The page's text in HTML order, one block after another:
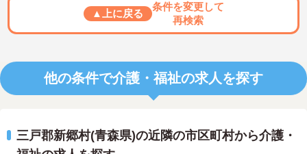
▲上に戻る
条件を変更して
再検索
他の条件で介護・福祉の求人を探す
三戸郡新郷村(青森県)の近隣の市区町村から介護・